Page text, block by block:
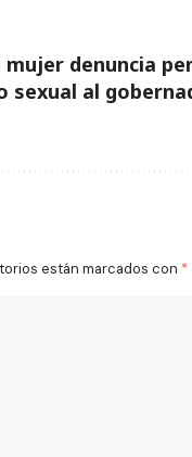
mujer denuncia
sexual al
están marcados con *